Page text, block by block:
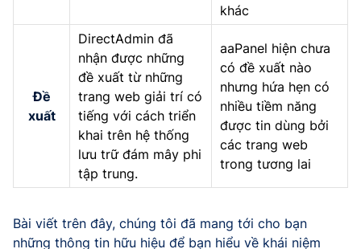
khác
Đề
xuất
DirectAdmin đã
nhận được những
đề xuất từ những
trang web giải trí có
tiếng với cách triển
khai trên hệ thống
lưu trữ đám mây phi
tập trung.
aaPanel hiện chưa
có đề xuất nào
nhưng hứa hẹn có
nhiều tiềm năng
được tin dùng bởi
các trang web
trong tương lai
Bài viết trên đây, chúng tôi đã mang tới cho bạn
những thông tin hữu hiệu để bạn hiểu về khái niệm